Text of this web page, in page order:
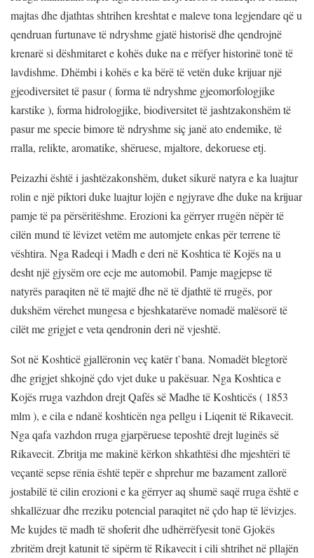
majtas dhe djathtas shtrihen kreshtat e maleve tona legjendare që u
qendruan furtunave të ndryshme gjatë historisë dhe qendrojnë
krenarë si dëshmitaret e kohës duke na e rrëfyer historinë tonë të
lavdishme. Dhëmbi i kohës e ka bërë të vetën duke krijuar një
gjeodiversitet të pasur ( forma të ndryshme gjeomorfologjike
karstike ), forma hidrologjike, biodiversitet të jashtzakonshëm të
pasur me specie bimore të ndryshme siç janë ato endemike, të
rralla, relikte, aromatike, shëruese, mjaltore, dekoruese etj.
Peizazhi është i jashtëzakonshëm, duket sikurë natyra e ka luajtur
rolin e një piktori duke luajtur lojën e ngjyrave dhe duke na krijuar
pamje të pa përsëritëshme. Erozioni ka gërryer rrugën nëpër të
cilën mund të lëvizet vetëm me automjete enkas për terrene të
vështira. Nga Radeqi i Madh e deri në Koshtica të Kojës na u
desht një gjysëm ore ecje me automobil. Pamje magjepse të
natyrës paraqiten në të majtë dhe në të djathtë të rrugës, por
dukshëm vërehet mungesa e bjeshkatarëve nomadë malësorë të
cilët me grigjet e veta qendronin deri në vjeshtë.
Sot në Koshticë gjallëronin veç katër t`bana. Nomadët blegtorë
dhe grigjet shkojnë çdo vjet duke u pakësuar. Nga Koshtica e
Kojës rruga vazhdon drejt Qafës së Madhe të Koshticës ( 1853
mlm ), e cila e ndanë koshticën nga pellgu i Liqenit të Rikavecit.
Nga qafa vazhdon rruga gjarpëruese teposhtë drejt luginës së
Rikavecit. Zbritja me makinë kërkon shkathtësi dhe mjeshtëri të
veçantë sepse rënia është tepër e shprehur me bazament zallorë
jostabilë të cilin erozioni e ka gërryer aq shumë saqë rruga është e
shkallëzuar dhe rreziku potencial paraqitet në çdo hap të lëvizjes.
Me kujdes të madh të shoferit dhe udhërrëfyesit tonë Gjokës
zbritëm drejt katunit të sipërm të Rikavecit i cili shtrihet në pllajën